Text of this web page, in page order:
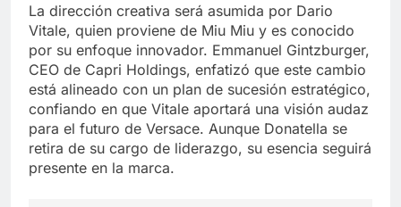
La dirección creativa será asumida por Dario
Vitale, quien proviene de Miu Miu y es conocido
por su enfoque innovador. Emmanuel Gintzburger,
CEO de Capri Holdings, enfatizó que este cambio
está alineado con un plan de sucesión estratégico,
confiando en que Vitale aportará una visión audaz
para el futuro de Versace. Aunque Donatella se
retira de su cargo de liderazgo, su esencia seguirá
presente en la marca.